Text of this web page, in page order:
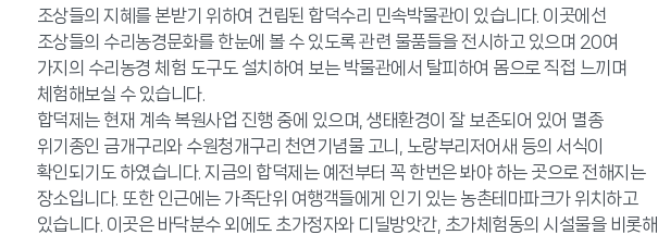
조상들의 지혜를 본받기 위하여 건립된 합덕수리 민속박물관이 있습니다. 이곳에선
조상들의 수리농경문화를 한눈에 볼 수 있도록 관련 물품들을 전시하고 있으며 20여
가지의 수리농경 체험 도구도 설치하여 보는 박물관에서 탈피하여 몸으로 직접 느끼며
체험해보실 수 있습니다.
합덕제는 현재 계속 복원사업 진행 중에 있으며, 생태환경이 잘 보존되어 있어 멸종
위기종인 금개구리와 수원청개구리 천연기념물 고니, 노랑부리저어새 등의 서식이
확인되기도 하였습니다. 지금의 합덕제는 예전부터 꼭 한번은 봐야 하는 곳으로 전해지는
장소입니다. 또한 인근에는 가족단위 여행객들에게 인기 있는 농촌테마파크가 위치하고
있습니다. 이곳은 바닥분수 외에도 초가정자와 디딜방앗간, 초가체험동의 시설물을 비롯해